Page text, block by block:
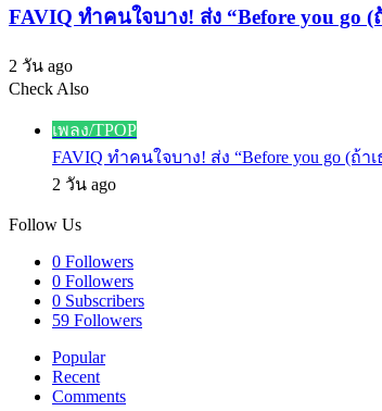
โชว์
ลาง
งาน
TOKYO
ACTION
FAVIQ ทำคนใจบาง! ส่ง “Before you go
2 วัน ago
Check Also
เพลง/TPOP
FAVIQ ทำคนใจบาง! ส่ง “Before you go (
2 วัน ago
Follow Us
0 Followers
0 Followers
0 Subscribers
59 Followers
Popular
Recent
Comments